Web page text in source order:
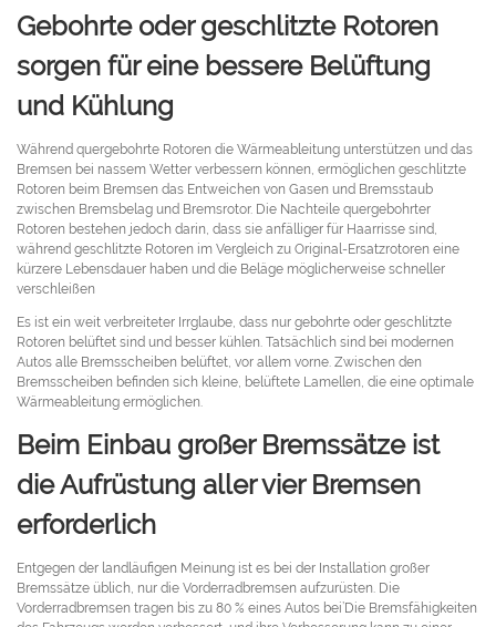
Gebohrte oder geschlitzte Rotoren
sorgen für eine bessere Belüftung
und Kühlung
Während quergebohrte Rotoren die Wärmeableitung unterstützen und das
Bremsen bei nassem Wetter verbessern können, ermöglichen geschlitzte
Rotoren beim Bremsen das Entweichen von Gasen und Bremsstaub
zwischen Bremsbelag und Bremsrotor. Die Nachteile quergebohrter
Rotoren bestehen jedoch darin, dass sie anfälliger für Haarrisse sind,
während geschlitzte Rotoren im Vergleich zu Original-Ersatzrotoren eine
kürzere Lebensdauer haben und die Beläge möglicherweise schneller
verschleißen
Es ist ein weit verbreiteter Irrglaube, dass nur gebohrte oder geschlitzte
Rotoren belüftet sind und besser kühlen. Tatsächlich sind bei modernen
Autos alle Bremsscheiben belüftet, vor allem vorne. Zwischen den
Bremsscheiben befinden sich kleine, belüftete Lamellen, die eine optimale
Wärmeableitung ermöglichen.
Beim Einbau großer Bremssätze ist
die Aufrüstung aller vier Bremsen
erforderlich
Entgegen der landläufigen Meinung ist es bei der Installation großer
Bremssätze üblich, nur die Vorderradbremsen aufzurüsten. Die
Vorderradbremsen tragen bis zu 80 % eines Autos bei’Die Bremsfähigkeiten